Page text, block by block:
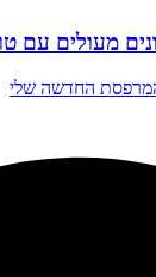
מעולים עם